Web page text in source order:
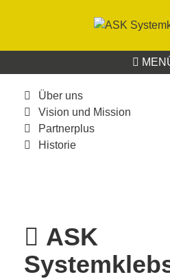
Über uns
Vision und Mission
Partnerplus
Historie
ASK